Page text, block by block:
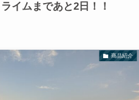
イムまであと2日！！
商品紹介